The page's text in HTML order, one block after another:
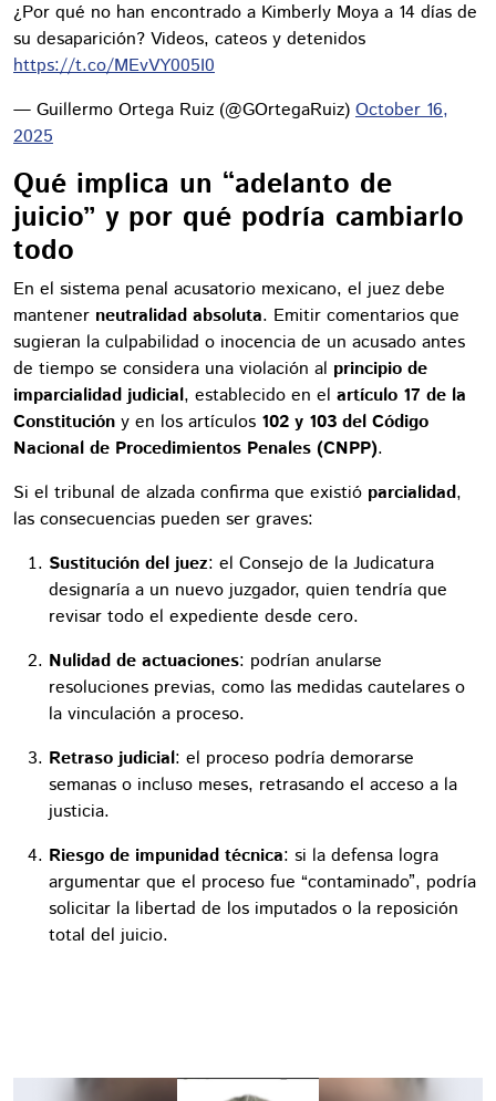
¿Por qué no han encontrado a Kimberly Moya a 14 días de
su desaparición? Videos, cateos y detenidos
https://t.co/MEvVY005I0
— Guillermo Ortega Ruiz (@GOrtegaRuiz) October 16,
2025
Qué implica un “adelanto de
juicio” y por qué podría cambiarlo
todo
En el sistema penal acusatorio mexicano, el juez debe
mantener neutralidad absoluta. Emitir comentarios que
sugieran la culpabilidad o inocencia de un acusado antes
de tiempo se considera una violación al principio de
imparcialidad judicial, establecido en el artículo 17 de la
Constitución y en los artículos 102 y 103 del Código
Nacional de Procedimientos Penales (CNPP).
Si el tribunal de alzada confirma que existió parcialidad,
las consecuencias pueden ser graves:
Sustitución del juez: el Consejo de la Judicatura
designaría a un nuevo juzgador, quien tendría que
revisar todo el expediente desde cero.
Nulidad de actuaciones: podrían anularse
resoluciones previas, como las medidas cautelares o
la vinculación a proceso.
Retraso judicial: el proceso podría demorarse
semanas o incluso meses, retrasando el acceso a la
justicia.
Riesgo de impunidad técnica: si la defensa logra
argumentar que el proceso fue “contaminado”, podría
solicitar la libertad de los imputados o la reposición
total del juicio.